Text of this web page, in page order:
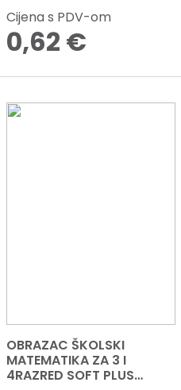
Cijena s PDV-om
0,62 €
OBRAZAC ŠKOLSKI
MATEMATIKA ZA 3 I
4RAZRED SOFT PLUS